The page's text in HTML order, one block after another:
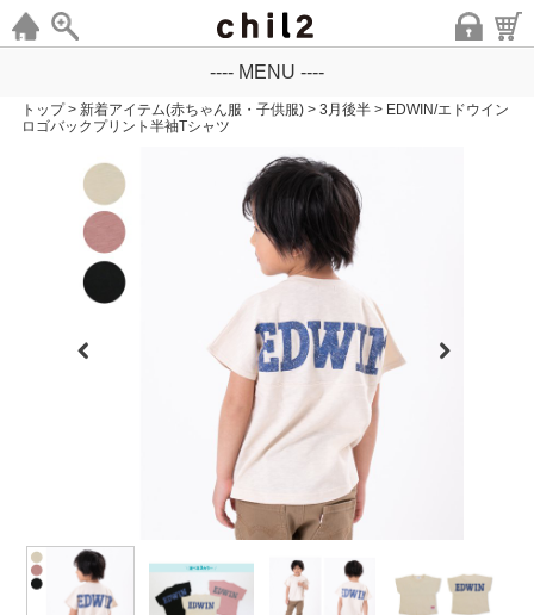
---- MENU ----
トップ > 新着アイテム(赤ちゃん服・子供服) > 3月後半 > EDWIN/エドウイン
ロゴバックプリント半袖Tシャツ